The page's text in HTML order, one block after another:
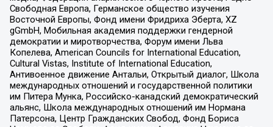
Свободная Европа, Германское общество изучения
Восточной Европы, Фонд имени Фридриха Эберта, XZ
gGmbH, Мобильная академия поддержки гендерной
демократии и миротворчества, Форум имени Льва
Копелева, American Councils for International Education,
Cultural Vistas, Institute of International Education,
Антивоенное движение Антальи, Открытый диалог, Школа
международных отношений и государственной политики
им Питера Мунка, Российско-канадский демократический
альянс, Школа международных отношений им Нормана
Патерсона, Центр Гражданских Свобод, Фонд Бориса